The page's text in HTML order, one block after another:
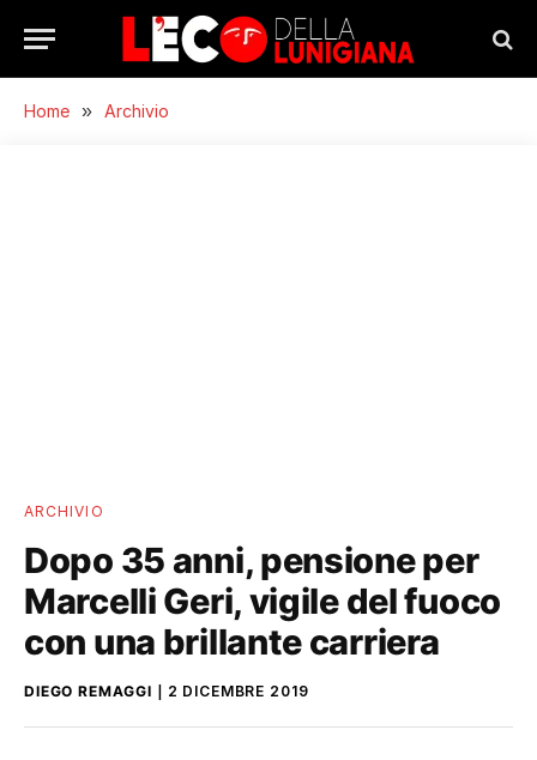
Home » Archivio
ARCHIVIO
Dopo 35 anni, pensione per
Marcelli Geri, vigile del fuoco
con una brillante carriera
DIEGO REMAGGI 2 DICEMBRE 2019